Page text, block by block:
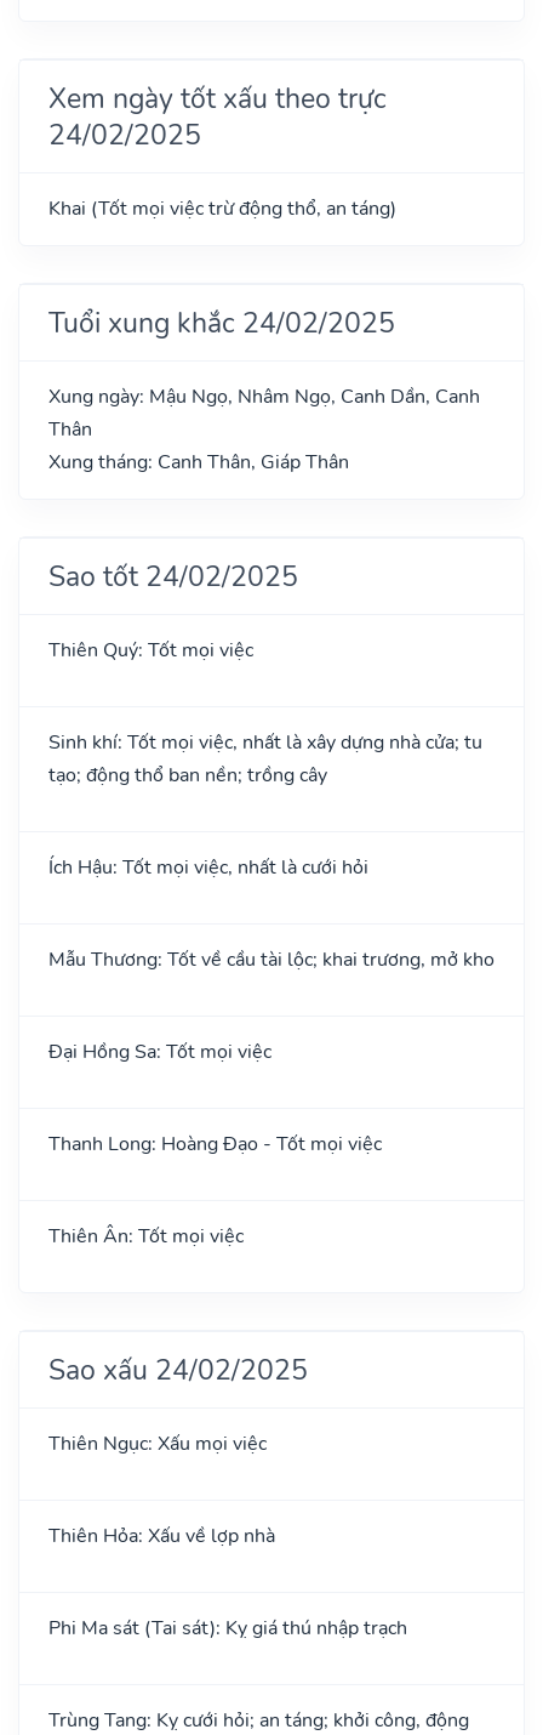
Xem ngày tốt xấu theo trực
24/02/2025
Khai (Tốt mọi việc trừ động thổ, an táng)
Tuổi xung khắc 24/02/2025
Xung ngày: Mậu Ngọ, Nhâm Ngọ, Canh Dần, Canh
Thân
Xung tháng: Canh Thân, Giáp Thân
Sao tốt 24/02/2025
Thiên Quý: Tốt mọi việc
Sinh khí: Tốt mọi việc, nhất là xây dựng nhà cửa; tu
tạo; động thổ ban nền; trồng cây
Ích Hậu: Tốt mọi việc, nhất là cưới hỏi
Mẫu Thương: Tốt về cầu tài lộc; khai trương, mở kho
Đại Hồng Sa: Tốt mọi việc
Thanh Long: Hoàng Đạo - Tốt mọi việc
Thiên Ân: Tốt mọi việc
Sao xấu 24/02/2025
Thiên Ngục: Xấu mọi việc
Thiên Hỏa: Xấu về lợp nhà
Phi Ma sát (Tai sát): Kỵ giá thú nhập trạch
Trùng Tang: Kỵ cưới hỏi; an táng; khởi công, động